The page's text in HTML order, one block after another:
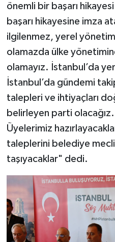
önemli bir başarı
başarı hikayesine imza
ilgilenmez, yerel
olamazda ülke
olamayız. İstanbul’da
İstanbul’da gündemi
talepleri ve ihtiyaçları
belirleyen parti
Üyelerimiz
taleplerini belediye
taşıyacaklar" dedi.